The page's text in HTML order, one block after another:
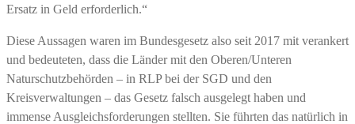
Ersatz in Geld erforderlich.“
Diese Aussagen waren im Bundesgesetz also seit 2017 mit verankert
und bedeuteten, dass die Länder mit den Oberen/Unteren
Naturschutzbehörden – in RLP bei der SGD und den
Kreisverwaltungen – das Gesetz falsch ausgelegt haben und
immense Ausgleichsforderungen stellten. Sie führten das natürlich in